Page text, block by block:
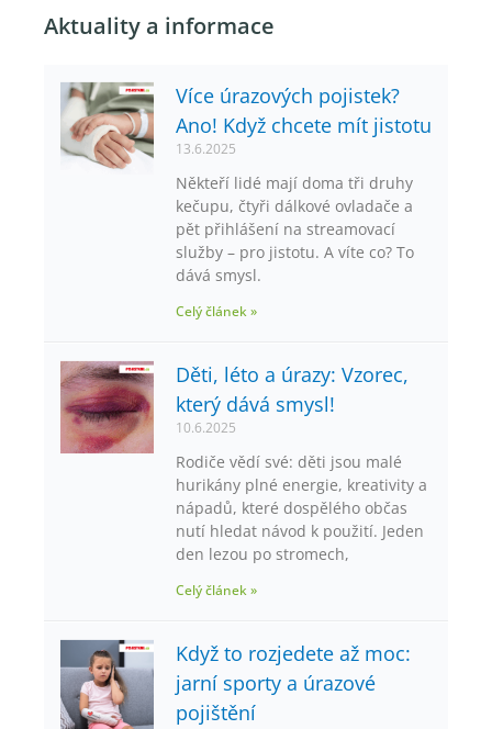
Aktuality a informace
Více úrazových pojistek?
Ano! Když chcete mít jistotu
13.6.2025
Někteří lidé mají doma tři druhy
kečupu, čtyři dálkové ovladače a
pět přihlášení na streamovací
služby – pro jistotu. A víte co? To
dává smysl.
Celý článek »
Děti, léto a úrazy: Vzorec,
který dává smysl!
10.6.2025
Rodiče vědí své: děti jsou malé
hurikány plné energie, kreativity a
nápadů, které dospělého občas
nutí hledat návod k použití. Jeden
den lezou po stromech,
Celý článek »
Když to rozjedete až moc:
jarní sporty a úrazové
pojištění